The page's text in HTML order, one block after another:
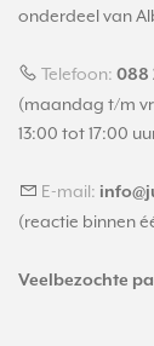
onderdeel van
Telefoon: 088
(maandag t/m
13:00 tot 17:00
E-mail:
(reactie binnen
Veelbezochte